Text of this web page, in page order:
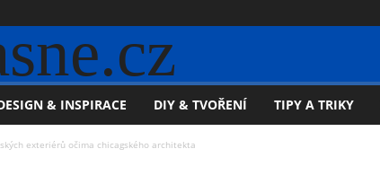
& INSPIRACE DIY & TVOŘENÍ TIPY A TRIKY
exteriérů očima chicagského architekta